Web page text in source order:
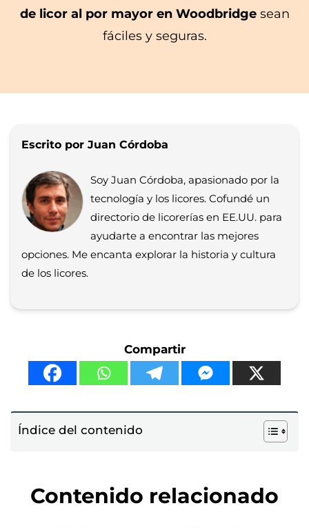
de licor al por mayor en Woodbridgesean
fáciles y seguras.
Escrito por Juan Córdoba
Soy Juan Córdoba, apasionado por la
tecnología y los licores. Cofundé un
directorio de licorerías en EE.UU. para
ayudarte a encontrar las mejores
opciones. Me encanta explorar la historia y cultura
de los licores.
Compartir
Índice del contenido
Contenido relacionado